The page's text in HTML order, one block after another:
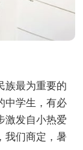
最为重要的
中学生，有必
激发自小热爱
我们商定，暑